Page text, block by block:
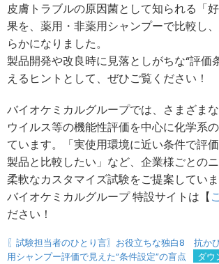
皮膚トラブルの原因菌として知られる「
果を、薬用・非薬用シャンプーで比較し
らかになりました。
製品開発や改良時に見落としがちな“評価
えるヒントとして、ぜひご覧ください！
バイオケミカルグループでは、さまざま
ウイルス等の機能性評価を中心に化学系
ています。「実使用環境に近い条件で評
製品と比較したい」など、企業様ごとのニ
柔軟なカスタマイズ試験をご提案していま
バイオケミカルグループ 特設サイトは【
ださい！
〖試験担当者のひとり言〗お役立ちな独白8 抗か
用シャンプー評価で見えた“条件設定”の盲点
ダウ